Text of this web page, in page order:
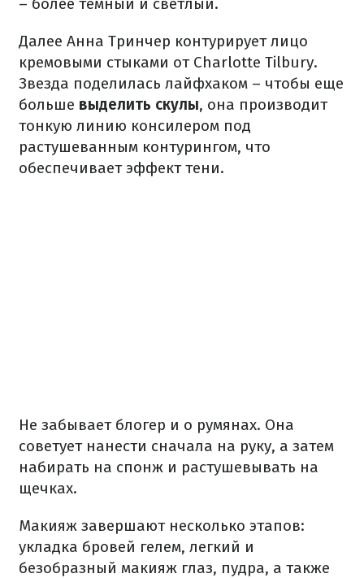
Далее Анна Тринчер контурирует лицо
кремовыми стыками от Charlotte Tilbury.
Звезда поделилась лайфхаком – чтобы еще
больше выделить скулы, она производит
тонкую линию консилером под
растушеванным контурингом, что
обеспечивает эффект тени.
Не забывает блогер и о румянах. Она
советует нанести сначала на руку, а затем
набирать на спонж и растушевывать на
щечках.
Макияж завершают несколько этапов:
укладка бровей гелем, легкий и
безобразный макияж глаз, пудра, а также